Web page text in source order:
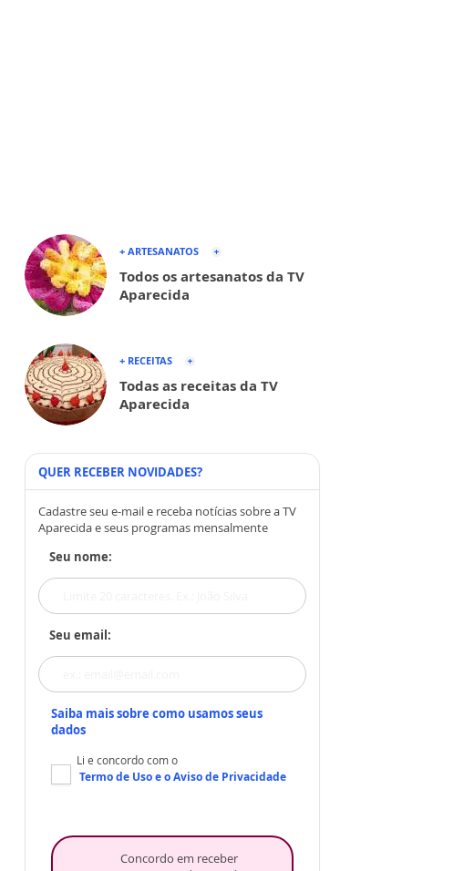
+ ARTESANATOS
Todos os artesanatos da TV
Aparecida
+ RECEITAS
Todas as receitas da TV
Aparecida
QUER RECEBER NOVIDADES?
Cadastre seu e-mail e receba notícias sobre a TV
Aparecida e seus programas mensalmente
Seu nome:
Seu email:
Saiba mais sobre como usamos seus
dados
Li e concordo com o
Termo de Usoe oAviso de Privacidade
Concordo em receber